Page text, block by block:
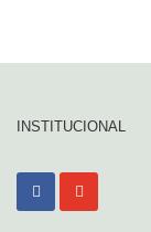
INSTITUCIONAL